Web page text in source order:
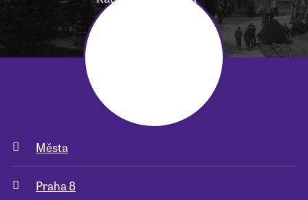
Pro školy
Příběhy našich sousedů
Města
Praha 8